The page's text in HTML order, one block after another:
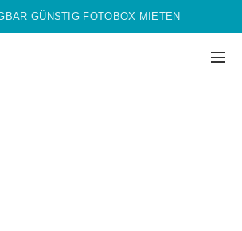
GÜNSTIG FOTOBOX MIETEN